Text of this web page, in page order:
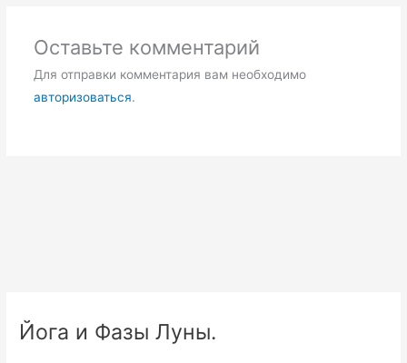
Оставьте комментарий
Для отправки комментария вам необходимо
авторизоваться.
Йога и Фазы Луны.